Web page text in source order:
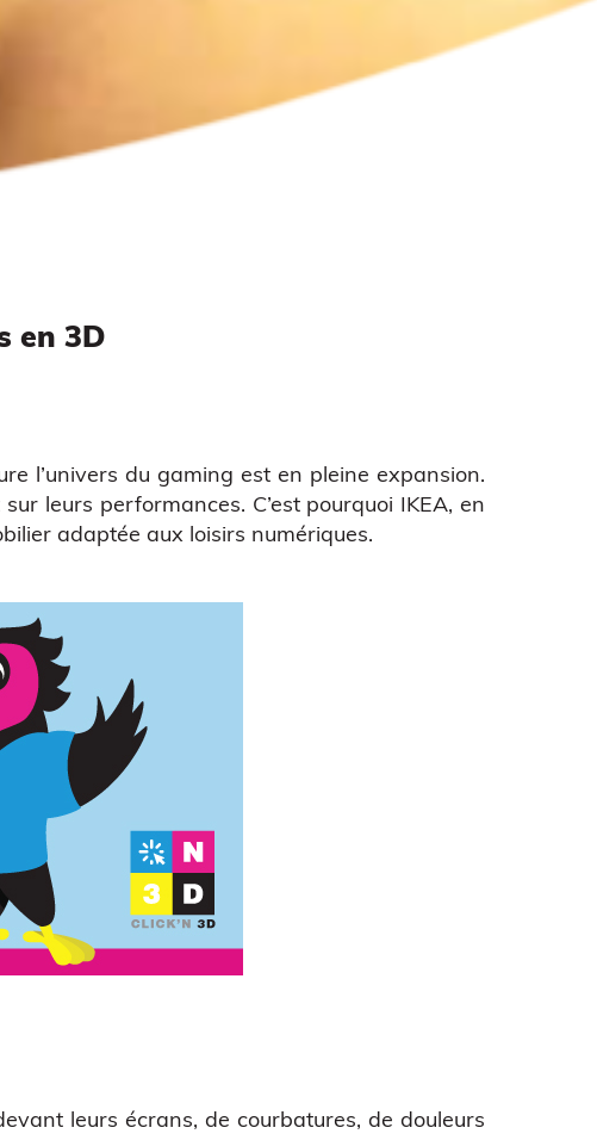
en 3D
l’univers du gaming est en pleine expansion.
leurs performances. C’est pourquoi IKEA, en
adaptée aux loisirs numériques.
leurs écrans, de courbatures, de douleurs